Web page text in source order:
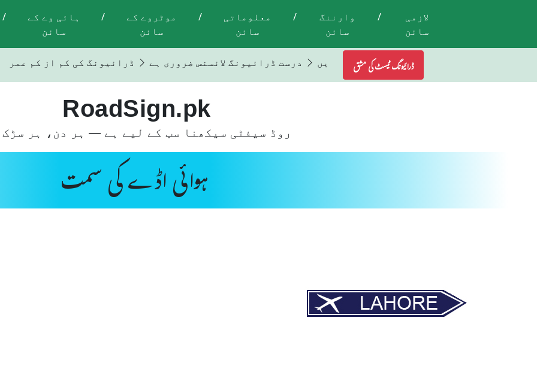
لازمی
سائن
/
وارننگ
سائن
/
معلوماتی
سائن
/
موٹروے کے
سائن
/
ہائی وے کے
سائن
/
ڈرائیونگ ٹیسٹ کی مشق
تمام ٹریفک لائٹس اور اشاروں کی پابندی کریں درست ڈرائیونگ لائسنس ضروری ہے ڈرائیونگ کی کم از کم عمر 18 سال ہے
RoadSign.pk
روڈ سیفٹی سیکھنا سب کے لیے ہے — ہر دن، ہر
ہوائی اڈے کی سمت